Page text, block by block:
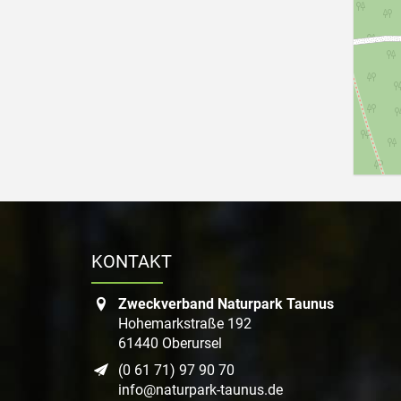
KONTAKT
Zweckverband Naturpark Taunus
Hohemarkstraße 192
61440 Oberursel
(0 61 71) 97 90 70
info@naturpark-taunus.de